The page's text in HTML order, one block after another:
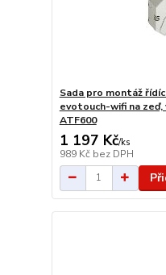
Sada pro montáž
evotouch-wifi na
ATF600
1 197 Kč/ks
989 Kč bez DPH